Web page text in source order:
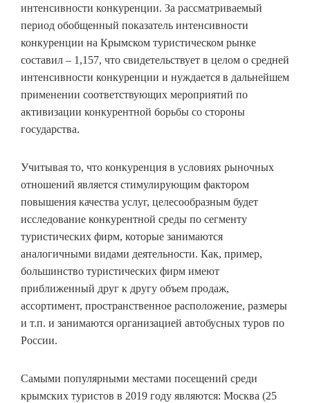
интенсивности конкуренции. За рассматриваемый
период обобщенный показатель интенсивности
конкуренции на Крымском туристическом рынке
составил – 1,157, что свидетельствует в целом о средней
интенсивности конкуренции и нуждается в дальнейшем
применении соответствующих мероприятий по
активизации конкурентной борьбы со стороны
государства.
Учитывая то, что конкуренция в условиях рыночных
отношений является стимулирующим фактором
повышения качества услуг, целесообразным будет
исследование конкурентной среды по сегменту
туристических фирм, которые занимаются
аналогичными видами деятельности. Как, пример,
большинство туристических фирм имеют
приближенный друг к другу объем продаж,
ассортимент, пространственное расположение, размеры
и т.п. и занимаются организацией автобусных туров по
России.
Самыми популярными местами посещений среди
крымских туристов в 2019 году являются: Москва (25